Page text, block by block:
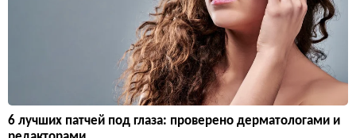
6 лучших патчей под глаза: проверено дерматологами и